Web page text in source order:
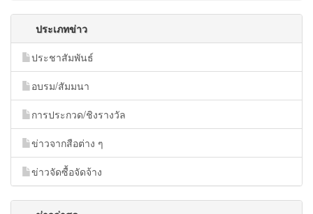
ประเภทข่าว
ประชาสัมพันธ์
อบรม/สัมมนา
การประกวด/ชิงรางวัล
ข่าวจากสือต่าง ๆ
ข่าวจัดซื้อจัดจ้าง